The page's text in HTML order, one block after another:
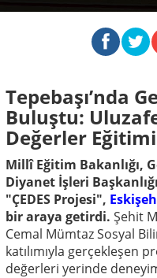
Tepebaşı’nda
Buluştu:
Değerler Eğitimi
Millî Eğitim Bakanlığı,
Diyanet İşleri
"ÇEDES Projesi",
bir araya getirdi. Şehit
Cemal Mümtaz Sosyal
katılımıyla gerçekleşen
değerleri yerinde